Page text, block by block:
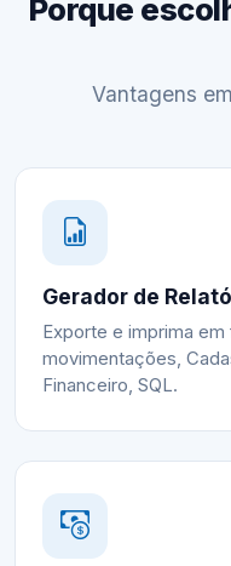
Porque
Vantagens
Gerador de
Exporte e imprima
movimentações,
Financeiro, SQL.